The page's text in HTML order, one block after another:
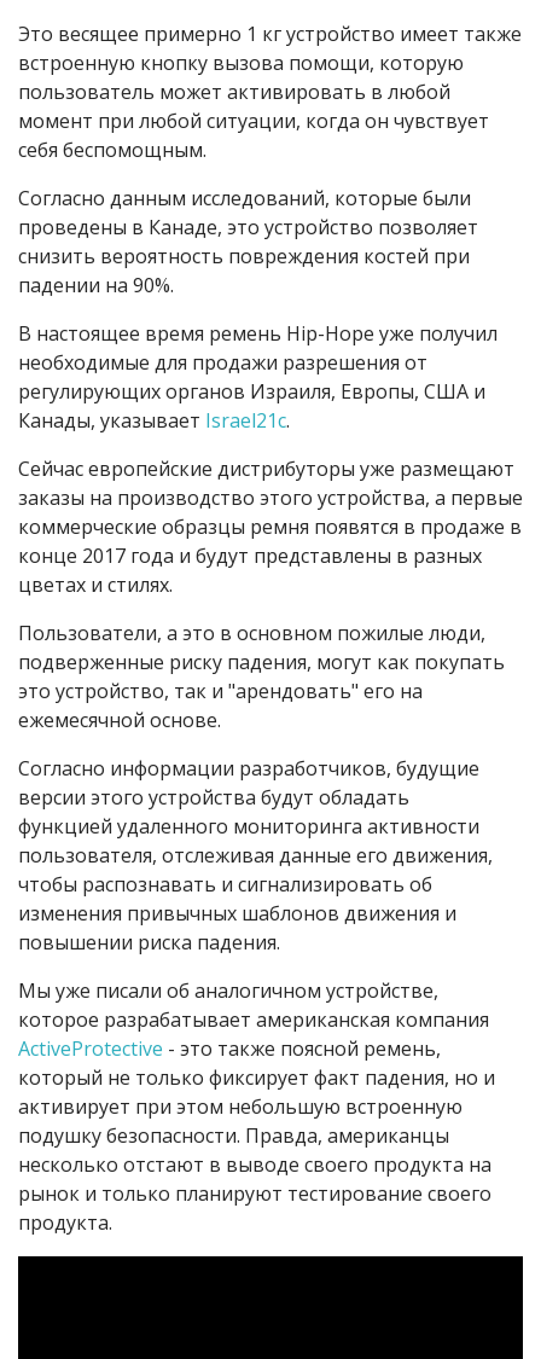
Это весящее примерно 1 кг устройство имеет также
встроенную кнопку вызова помощи, которую
пользователь может активировать в любой
момент при любой ситуации, когда он чувствует
себя беспомощным.
Согласно данным исследований, которые были
проведены в Канаде, это устройство позволяет
снизить вероятность повреждения костей при
падении на 90%.
В настоящее время ремень Hip-Hope уже получил
необходимые для продажи разрешения от
регулирующих органов Израиля, Европы, США и
Канады, указывает Israel21c.
Сейчас европейские дистрибуторы уже размещают
заказы на производство этого устройства, а первые
коммерческие образцы ремня появятся в продаже в
конце 2017 года и будут представлены в разных
цветах и стилях.
Пользователи, а это в основном пожилые люди,
подверженные риску падения, могут как покупать
это устройство, так и "арендовать" его на
ежемесячной основе.
Согласно информации разработчиков, будущие
версии этого устройства будут обладать
функцией удаленного мониторинга активности
пользователя, отслеживая данные его движения,
чтобы распознавать и сигнализировать об
изменения привычных шаблонов движения и
повышении риска падения.
Мы уже писали об аналогичном устройстве,
которое разрабатывает американская компания
ActiveProtective - это также поясной ремень,
который не только фиксирует факт падения, но и
активирует при этом небольшую встроенную
подушку безопасности. Правда, американцы
несколько отстают в выводе своего продукта на
рынок и только планируют тестирование своего
продукта.